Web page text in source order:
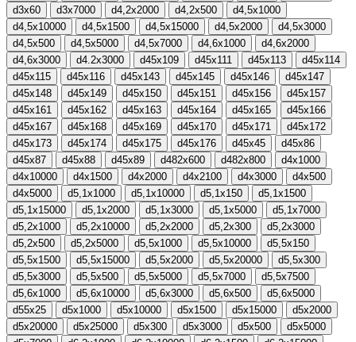
d3x60
d3x7000 d4,2x2000 d4,2x500
d4,5x1000
d4,5x10000
d4,5x1500 d4,5x15000 d4,5x2000
d4,5x3000
d4,5x500
d4,5x5000 d4,5x7000 d4,6x1000
d4,6x2000
d4,6x3000
d4.2x3000 d45x109 d45x111 d45x113
d45x114
d45x115
d45x116 d45x143 d45x145 d45x146
d45x147
d45x148
d45x149 d45x150 d45x151 d45x156
d45x157
d45x161
d45x162 d45x163 d45x164 d45x165
d45x166
d45x167
d45x168 d45x169 d45x170 d45x171
d45x172
d45x173
d45x174 d45x175 d45x176 d45x45
d45x86
d45x87
d45x88 d45x89 d482x600 d482x800
d4x1000
d4x10000
d4x1500 d4x2000 d4x2100 d4x3000
d4x500
d4x5000
d5,1x1000 d5,1x10000 d5,1x150
d5,1x1500
d5,1x15000
d5,1x2000 d5,1x3000 d5,1x5000
d5,1x7000
d5,2x1000
d5,2x10000 d5,2x2000 d5,2x300
d5,2x3000
d5,2x500
d5,2x5000 d5,5x1000 d5,5x10000
d5,5x150
d5,5x1500
d5,5x15000 d5,5x2000 d5,5x20000
d5,5x300
d5,5x3000
d5,5x500 d5,5x5000 d5,5x7000
d5,5x7500
d5,6x1000
d5,6x10000 d5,6x3000 d5,6x500
d5,6x5000
d55x25
d5x1000 d5x10000 d5x1500 d5x15000
d5x2000
d5x20000
d5x25000 d5x300 d5x3000 d5x500
d5x5000